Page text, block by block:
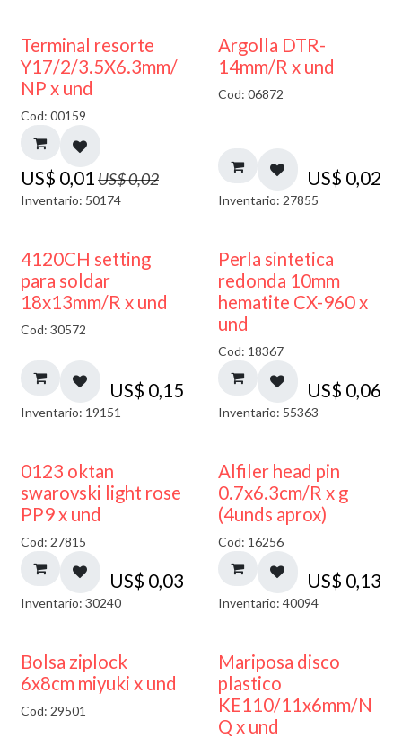
50% DESCUENTO
Terminal resorte
Y17/2/3.5X6.3mm/
NP x und
Cod: 00159
US$ 0,01 US$0,02
Inventario: 50174
Argolla DTR-
14mm/R x und
Cod: 06872
US$ 0,02
Inventario: 27855
4120CH setting
para soldar
18x13mm/R x und
Cod: 30572
US$ 0,15
Inventario: 19151
Perla sintetica
redonda 10mm
hematite CX-960 x
und
Cod: 18367
US$ 0,06
Inventario: 55363
0123 oktan
swarovski light rose
PP9 x und
Cod: 27815
US$ 0,03
Inventario: 30240
Alfiler head pin
0.7x6.3cm/R x g
(4unds aprox)
Cod: 16256
US$ 0,13
Inventario: 40094
¡NUEVO!
Bolsa ziplock
6x8cm miyuki x und
Cod: 29501
Mariposa disco
plastico
KE110/11x6mm/N
Q x und